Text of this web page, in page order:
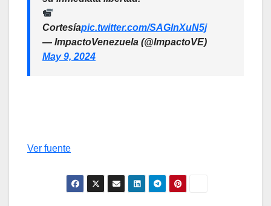
Cortesíapic.twitter.com/SAGlnXuN5j
— ImpactoVenezuela (@ImpactoVE)
May 9, 2024
Ver fuente